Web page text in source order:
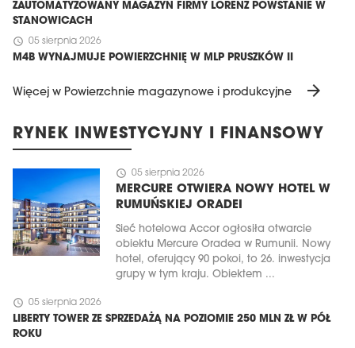
ZAUTOMATYZOWANY MAGAZYN FIRMY LORENZ POWSTANIE W
STANOWICACH
schedule 05 sierpnia 2026
M4B WYNAJMUJE POWIERZCHNIĘ W MLP PRUSZKÓW II
Więcej w Powierzchnie magazynowe i produkcyjne arrow_forward
RYNEK INWESTYCYJNY I FINANSOWY
schedule 05 sierpnia 2026
MERCURE OTWIERA NOWY HOTEL W
RUMUŃSKIEJ ORADEI
Sieć hotelowa Accor ogłosiła otwarcie
obiektu Mercure Oradea w Rumunii. Nowy
hotel, oferujący 90 pokoi, to 26. inwestycja
grupy w tym kraju. Obiektem ...
schedule 05 sierpnia 2026
LIBERTY TOWER ZE SPRZEDAŻĄ NA POZIOMIE 250 MLN ZŁ W PÓŁ
ROKU